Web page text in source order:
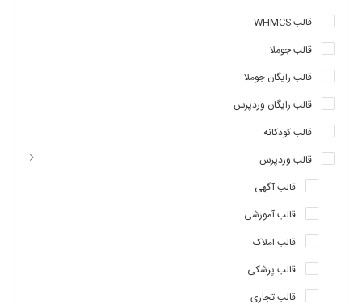
قالب WHMCS
قالب جوملا
قالب رایگان جوملا
قالب رایگان وردپرس
قالب کودکانه
قالب وردپرس
قالب آگهی
قالب آموزشی
قالب املاک
قالب پزشکی
قالب تجاری